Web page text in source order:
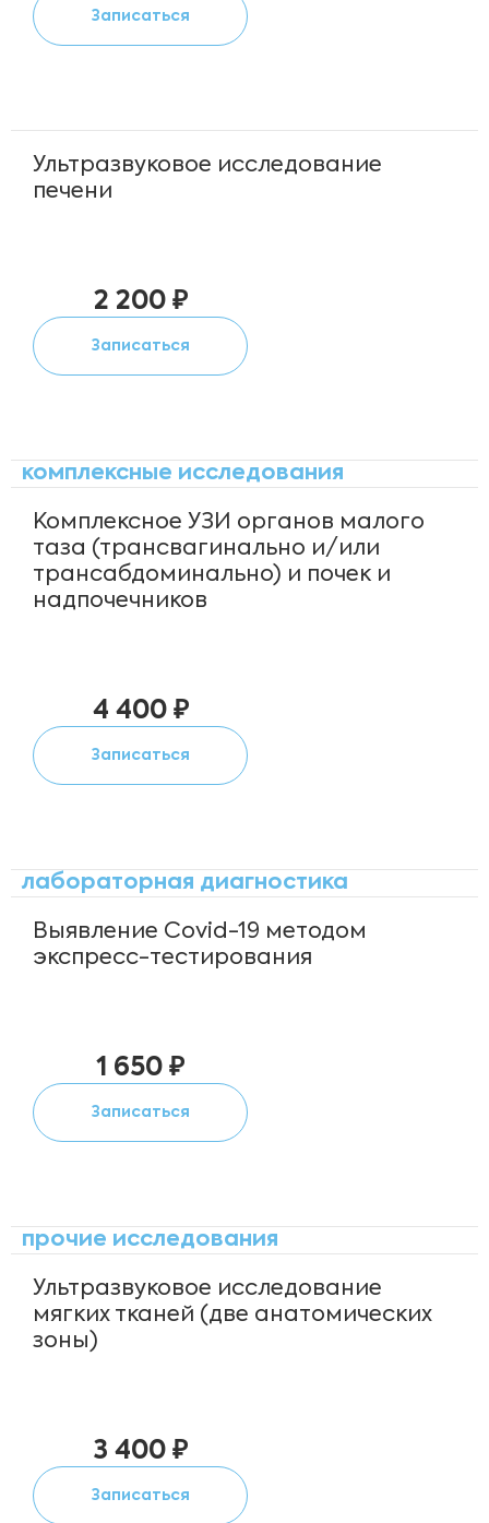
Записаться
Ультразвуковое исследование
печени
2 200 ₽
Записаться
комплексные исследования
Комплексное УЗИ органов малого
таза (трансвагинально и/или
трансабдоминально) и почек и
надпочечников
4 400 ₽
Записаться
лабораторная диагностика
Выявление Covid-19 методом
экспресс-тестирования
1 650 ₽
Записаться
прочие исследования
Ультразвуковое исследование
мягких тканей (две анатомических
зоны)
3 400 ₽
Записаться